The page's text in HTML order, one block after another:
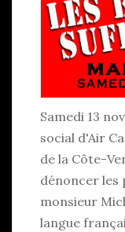
Samedi 13
social d'Air
de la Côte-
dénoncer les
monsieur
langue